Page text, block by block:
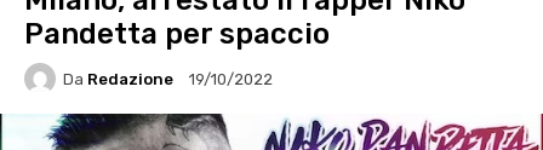
Pandetta per spaccio
Da Redazione 19/10/2022